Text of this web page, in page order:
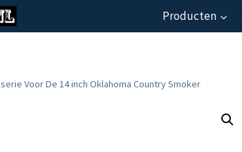
Producten
Voor De 14 inch Oklahoma Country Smoker